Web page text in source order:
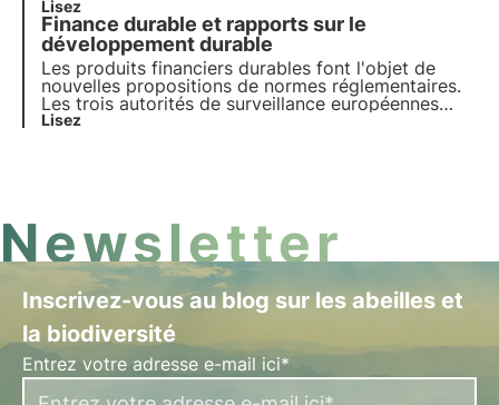
développement durable de l'Agenda 2030 pour la
protection de la biodiversité. Malheureusement, le
rapport ASviS montre un ralentissement significatif
en Italie.
Lisez
Finance durable et rapports sur le
développement durable
Les produits financiers durables font l'objet de
nouvelles propositions de normes réglementaires.
Les trois autorités de surveillance européennes
(EBA, EIOPA et ESMA - ESA) ont publié le rapport
Lisez
Newsletter
Inscrivez-vous au blog sur les abeilles et
la biodiversité
Entrez votre adresse e-mail ici*